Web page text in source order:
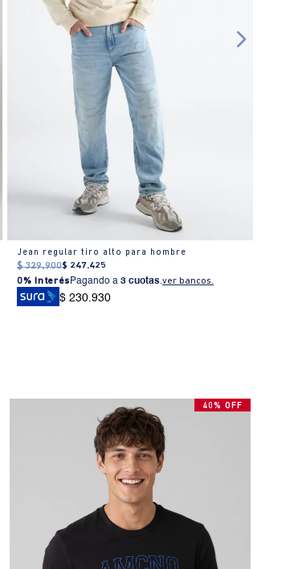
Jean regular tiro alto para hombre
$ 329.900$ 247.425
0% Interés Pagando a3 cuotas.ver bancos.
$ 230.930
40% OFF